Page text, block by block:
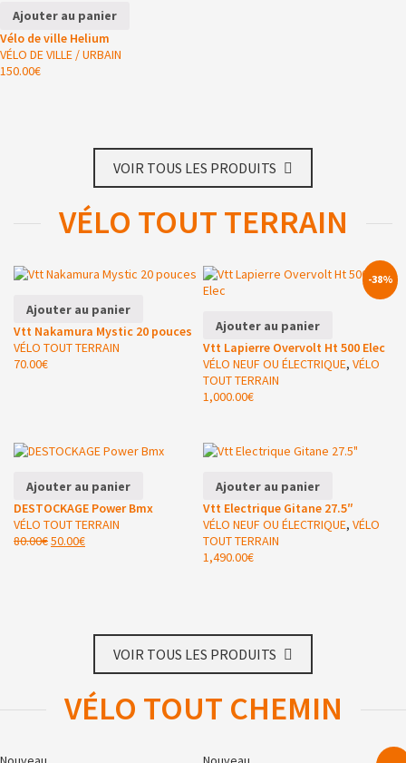
Ajouter au panier
Vélo de ville Helium
VÉLO DE VILLE / URBAIN
150.00€
VOIR TOUS LES PRODUITS
VÉLO TOUT TERRAIN
Ajouter au panier
Vtt Nakamura Mystic 20 pouces
VÉLO TOUT TERRAIN
70.00€
Ajouter au panier
Vtt Lapierre Overvolt Ht 500 Elec
VÉLO NEUF OU ÉLECTRIQUE, VÉLO
TOUT TERRAIN
1,000.00€
-38%
Ajouter au panier
DESTOCKAGE Power Bmx
VÉLO TOUT TERRAIN
80.00€50.00€
Ajouter au panier
Vtt Electrique Gitane 27.5″
VÉLO NEUF OU ÉLECTRIQUE, VÉLO
TOUT TERRAIN
1,490.00€
VOIR TOUS LES PRODUITS
VÉLO TOUT CHEMIN